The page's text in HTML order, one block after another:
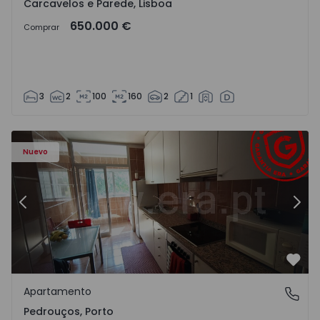
Carcavelos e Parede, Lisboa
Comprar 650.000 €
3 2 100 160 2 1
Nuevo
Apartamento T3 Maia, Pedrouços - 1575536 - 9
Anterior
Pedrouços, Porto
Apartamento
Pedrouços, Porto